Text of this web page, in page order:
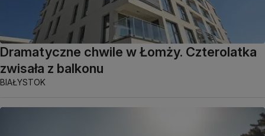
Dramatyczne chwile w Łomży. Czterolatka
zwisała z balkonu
BIAŁYSTOK